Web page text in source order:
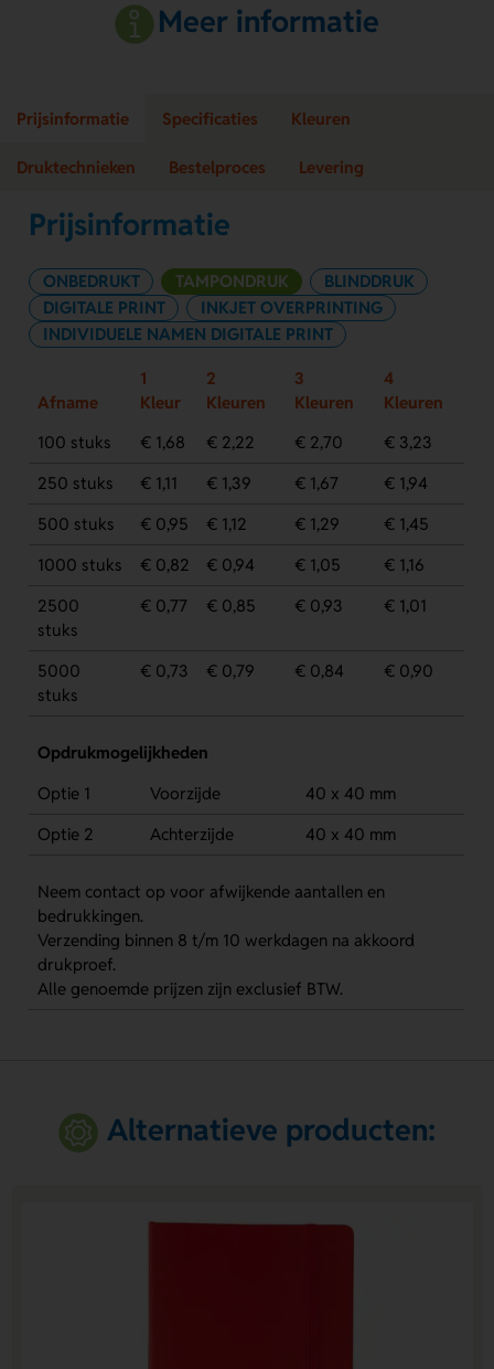
Meer informatie
Prijsinformatie Specificaties Kleuren
Druktechnieken Bestelproces Levering
Prijsinformatie
ONBEDRUKT TAMPONDRUK
BLINDDRUK
DIGITALE PRINT
INKJET OVERPRINTING
INDIVIDUELE NAMEN DIGITALE PRINT
Afname
1
Kleur
2
Kleuren
3
Kleuren
4
Kleuren
100 stuks
€ 1,68 € 2,22 € 2,70
€ 3,23
250 stuks
€ 1,11 € 1,39 € 1,67
€ 1,94
500 stuks
€ 0,95 € 1,12 € 1,29
€ 1,45
1000 stuks
€ 0,82 € 0,94 € 1,05
€ 1,16
2500
stuks
€ 0,77 € 0,85 € 0,93 € 1,01
5000
stuks
€ 0,73 € 0,79 € 0,84 € 0,90
Opdrukmogelijkheden
Optie 1
Voorzijde
40 x 40 mm
Optie 2
Achterzijde 40 x 40 mm
Neem contact op voor afwijkende aantallen en
bedrukkingen.
Verzending binnen 8 t/m 10 werkdagen na akkoord
drukproef.
Alle genoemde prijzen zijn exclusief BTW.
Alternatieve producten: